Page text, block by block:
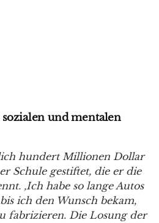
und mentalen
hundert Millionen Dollar
Schule gestiftet, die er die
‚Ich habe so lange Autos
ich den Wunsch bekam,
fabrizieren. Die Losung der